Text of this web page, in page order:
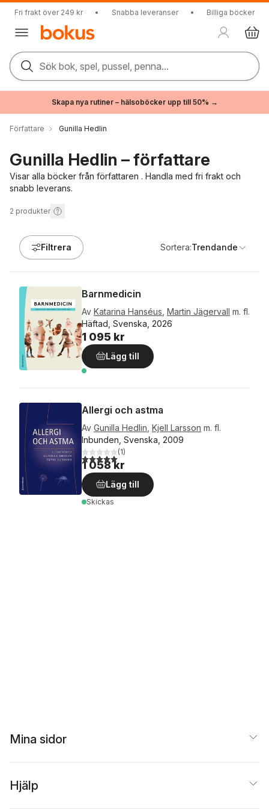
Fri frakt över 249 kr • Snabba leveranser • Billiga böcker
Sök bok, spel, pussel, penna...
Skapa nya rutiner – hälsoböcker upp till 50% →
Författare Gunilla Hedlin
Gunilla Hedlin – författare
Visar alla böcker från författaren . Handla med fri frakt och
snabb leverans.
2 produkter
Filtrera Sortera:Trendande
Barnmedicin
Av Katarina Hanséus Martin Jägervall m. fl.
Häftad, Svenska, 2026
1 095 kr
Lägg till
Allergi och astma
Av Gunilla Hedlin Kjell Larsson m. fl.
Inbunden, Svenska, 2009
5,0utav 5 stjärnor. Totalt antal röster:
(1)
1 058 kr
Lägg till
Skickas
Mina sidor
Hjälp